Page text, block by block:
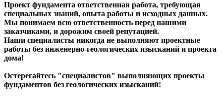
Проект фундамента ответственная работа, требующая
специальных знаний, опыта работы и исходных данных.
Мы понимаем всю ответственность перед нашими
заказчиками, и дорожим своей репутацией.
Наши специалисты никогда не выполняют проектные
работы без инженерно-геологических изысканий и проекта
дома!
Остерегайтесь "специалистов" выполняющих проекты
фундаментов без геологических изысканий!